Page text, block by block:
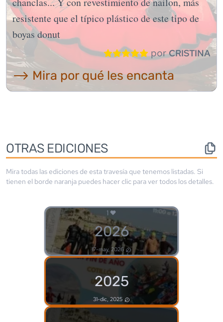
resistente que el típico plástico de este tipo de
boyas donut
porCRISTINA
⟶ Mira por qué les encanta
OTRAS EDICIONES
Mira todas las ediciones de esta travesía que tenemos listadas. Si
tienen el borde naranja puedes hacer clic para ver todos los detalles.
1
2026
17-may, 2026
2025
31-dic, 2025